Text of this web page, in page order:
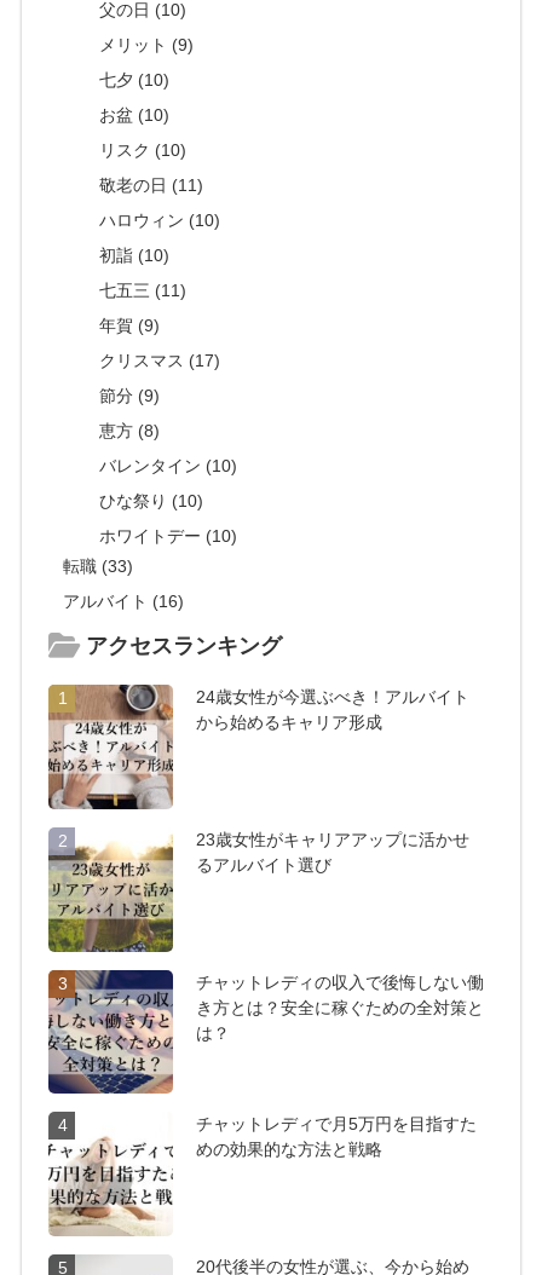
父の日 (10)
メリット (9)
七夕 (10)
お盆 (10)
リスク (10)
敬老の日 (11)
ハロウィン (10)
初詣 (10)
七五三 (11)
年賀 (9)
クリスマス (17)
節分 (9)
恵方 (8)
バレンタイン (10)
ひな祭り (10)
ホワイトデー (10)
転職 (33)
アルバイト (16)
アクセスランキング
1
24歳女性が今選ぶべき！アルバイト
から始めるキャリア形成
2
23歳女性がキャリアアップに活かせ
るアルバイト選び
3
チャットレディの収入で後悔しない働
き方とは？安全に稼ぐための全対策と
は？
4
チャットレディで月5万円を目指すた
めの効果的な方法と戦略
5 20代後半の女性が選ぶ、今から始め